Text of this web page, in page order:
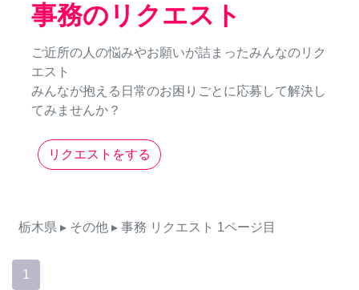
事務のリクエスト
ご近所の人の悩みやお願いが詰まったみんなのリク
エスト
みんなが抱える日常のお困りごとに応募して解決し
てみませんか？
リクエストをする
栃木県 ▸ その他 ▸ 事務 リクエスト 1ページ目
1